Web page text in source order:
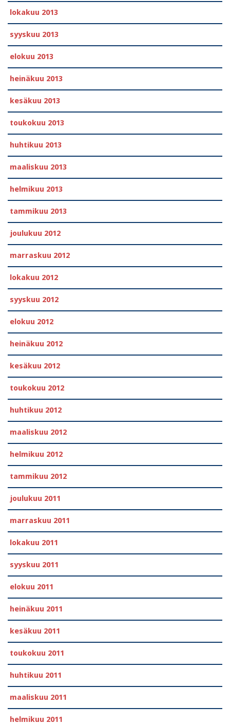
lokakuu 2013
syyskuu 2013
elokuu 2013
heinäkuu 2013
kesäkuu 2013
toukokuu 2013
huhtikuu 2013
maaliskuu 2013
helmikuu 2013
tammikuu 2013
joulukuu 2012
marraskuu 2012
lokakuu 2012
syyskuu 2012
elokuu 2012
heinäkuu 2012
kesäkuu 2012
toukokuu 2012
huhtikuu 2012
maaliskuu 2012
helmikuu 2012
tammikuu 2012
joulukuu 2011
marraskuu 2011
lokakuu 2011
syyskuu 2011
elokuu 2011
heinäkuu 2011
kesäkuu 2011
toukokuu 2011
huhtikuu 2011
maaliskuu 2011
helmikuu 2011